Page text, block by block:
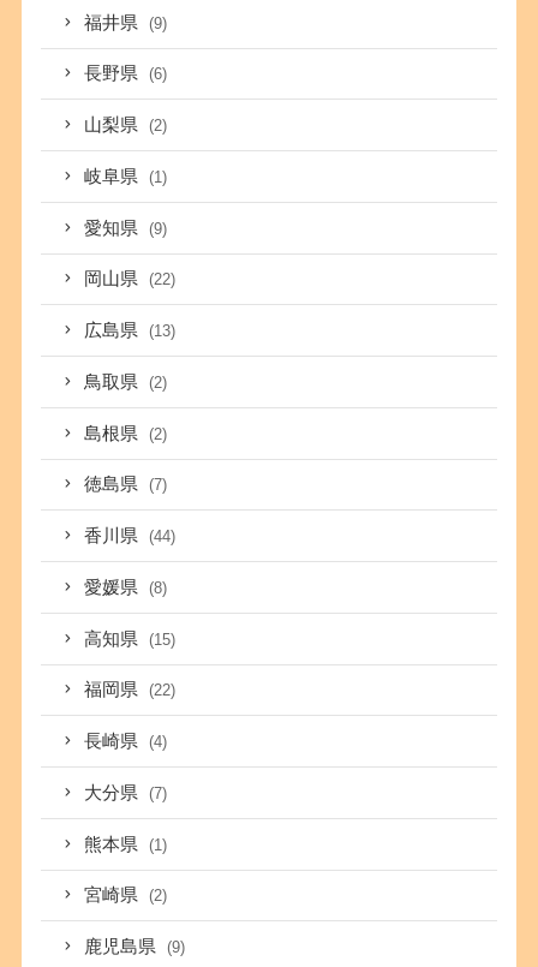
福井県 (9)
長野県 (6)
山梨県 (2)
岐阜県 (1)
愛知県 (9)
岡山県 (22)
広島県 (13)
鳥取県 (2)
島根県 (2)
徳島県 (7)
香川県 (44)
愛媛県 (8)
高知県 (15)
福岡県 (22)
長崎県 (4)
大分県 (7)
熊本県 (1)
宮崎県 (2)
鹿児島県 (9)